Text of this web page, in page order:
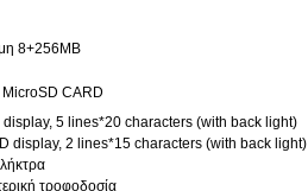
8+256MB
CARD
display, 5 lines*20 characters (with back light)
display, 2 lines*15 characters (with back light)
τροφοδοσία